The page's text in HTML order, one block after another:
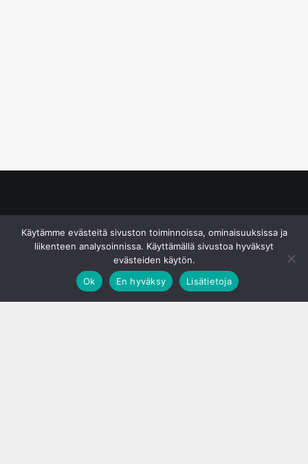
Käytämme evästeitä sivuston toiminnoissa, ominaisuuksissa ja
liikenteen analysoinnissa. Käyttämällä sivustoa hyväksyt
evästeiden käytön.
Ok
En hyväksy Lisätietoja